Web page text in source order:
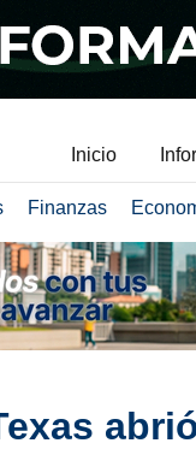
Inicio
Finanzas